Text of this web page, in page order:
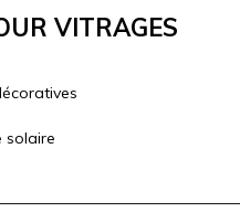
Vitrages
solaire